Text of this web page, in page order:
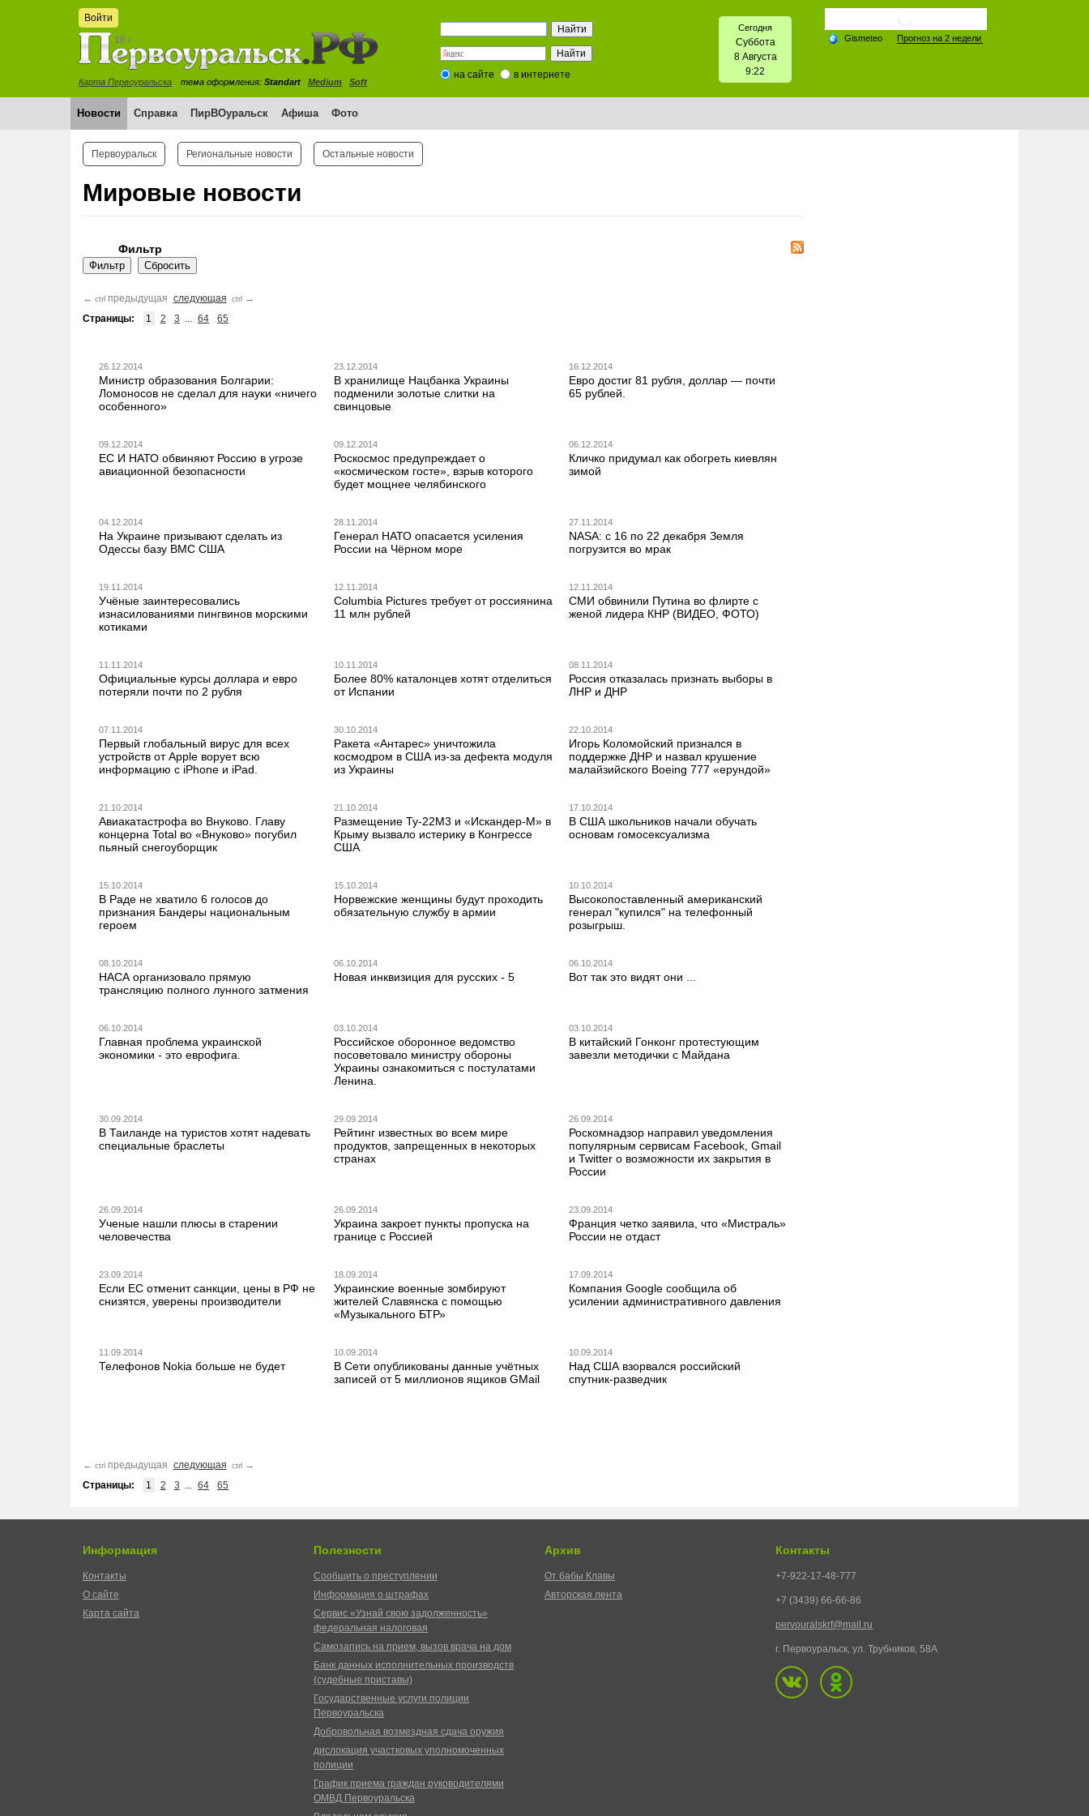
Войти
Карта Первоуральска тема оформления: Standart Medium Soft
на сайте в интернете
Сегодня
Суббота
8 Августа
9:22
Новости Справка ПирВОуральск Афиша Фото
Первоуральск Региональные новости Остальные новости
Мировые новости
Фильтр
← ctrl предыдущая следующая ctrl →
Страницы:
1 2 3 ... 64 65
26.12.2014
Министр образования Болгарии:
Ломоносов не сделал для науки «ничего
особенного»
23.12.2014
В хранилище Нацбанка Украины
подменили золотые слитки на
свинцовые
16.12.2014
Евро достиг 81 рубля, доллар — почти
65 рублей.
09.12.2014
ЕС И НАТО обвиняют Россию в угрозе
авиационной безопасности
09.12.2014
Роскосмос предупреждает о
«космическом госте», взрыв которого
будет мощнее челябинского
06.12.2014
Кличко придумал как обогреть киевлян
зимой
04.12.2014
На Украине призывают сделать из
Одессы базу ВМС США
28.11.2014
Генерал НАТО опасается усиления
России на Чёрном море
27.11.2014
NASA: с 16 по 22 декабря Земля
погрузится во мрак
19.11.2014
Учёные заинтересовались
изнасилованиями пингвинов морскими
котиками
12.11.2014
Columbia Pictures требует от россиянина
11 млн рублей
12.11.2014
СМИ обвинили Путина во флирте с
женой лидера КНР (ВИДЕО, ФОТО)
11.11.2014
Официальные курсы доллара и евро
потеряли почти по 2 рубля
10.11.2014
Более 80% каталонцев хотят отделиться
от Испании
08.11.2014
Россия отказалась признать выборы в
ЛНР и ДНР
07.11.2014
Первый глобальный вирус для всех
устройств от Apple ворует всю
информацию с iPhone и iPad.
30.10.2014
Ракета «Антарес» уничтожила
космодром в США из-за дефекта модуля
из Украины
22.10.2014
Игорь Коломойский признался в
поддержке ДНР и назвал крушение
малайзийcкого Boeing 777 «ерундой»
21.10.2014
Авиакатастрофа во Внуково. Главу
концерна Total во «Внуково» погубил
пьяный снегоуборщик
21.10.2014
Размещение Ту-22М3 и «Искандер-М» в
Крыму вызвало истерику в Конгрессе
США
17.10.2014
В США школьников начали обучать
основам гомосексуализма
15.10.2014
В Раде не хватило 6 голосов до
признания Бандеры национальным
героем
15.10.2014
Норвежские женщины будут проходить
обязательную службу в армии
10.10.2014
Высокопоставленный американский
генерал "купился" на телефонный
розыгрыш.
08.10.2014
НАСА организовало прямую
трансляцию полного лунного затмения
06.10.2014
Новая инквизиция для русских - 5
06.10.2014
Вот так это видят они ...
06.10.2014
Главная проблема украинской
экономики - это еврофига.
03.10.2014
Российское оборонное ведомство
посоветовало министру обороны
Украины ознакомиться с постулатами
Ленина.
03.10.2014
В китайский Гонконг протестующим
завезли методички с Майдана
30.09.2014
В Таиланде на туристов хотят надевать
специальные браслеты
29.09.2014
Рейтинг известных во всем мире
продуктов, запрещенных в некоторых
странах
26.09.2014
Роскомнадзор направил уведомления
популярным сервисам Facebook, Gmail
и Twitter о возможности их закрытия в
России
26.09.2014
Ученые нашли плюсы в старении
человечества
26.09.2014
Украина закроет пункты пропуска на
границе с Россией
23.09.2014
Франция четко заявила, что «Мистраль»
России не отдаст
23.09.2014
Если ЕС отменит санкции, цены в РФ не
снизятся, уверены производители
18.09.2014
Украинские военные зомбируют
жителей Славянска с помощью
«Музыкального БТР»
17.09.2014
Компания Google сообщила об
усилении административного давления
11.09.2014
Телефонов Nokia больше не будет
10.09.2014
В Сети опубликованы данные учётных
записей от 5 миллионов ящиков GMail
10.09.2014
Над США взорвался российский
спутник-разведчик
← ctrl предыдущая следующая ctrl →
Страницы:
1 2 3 ... 64 65
Информация
Контакты
О сайте
Карта сайта
Полезности
Сообщить о преступлении
Информация о штрафах
Сервис «Узнай свою задолженность»
федеральная налоговая
Самозапись на прием, вызов врача на дом
Банк данных исполнительных производств
(судебные приставы)
Государственные услуги полиции
Первоуральска
Добровольная возмездная сдача оружия
дислокация участковых уполномоченных
полиции
График приема граждан руководителями
ОМВД Первоуральска
Архив
От бабы Клавы
Авторская лента
Контакты
+7-922-17-48-777
+7 (3439) 66-66-86
pervouralskrf@mail.ru
г. Первоуральск, ул. Трубников, 58А